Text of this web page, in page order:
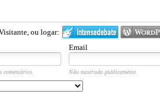
ou logar:
Email
comentários. Não mostrado publicamente.